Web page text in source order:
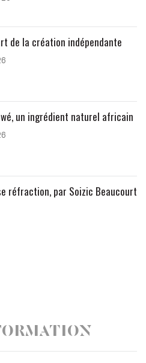
de la création indépendante
un ingrédient naturel africain
réfraction, par Soizic Beaucourt